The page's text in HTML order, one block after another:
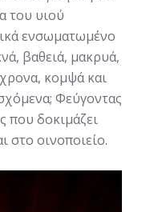
του υιού
ενσωματωμένο
βαθειά, μακρυά,
κομψά και
Φεύγοντας
που δοκιμάζει
στο οινοποιείο.